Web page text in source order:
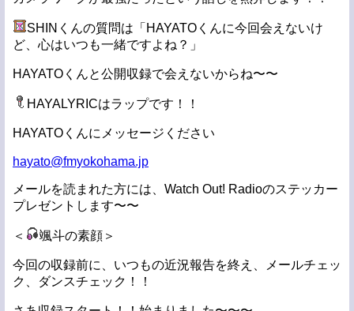
SHINくんの質問は「HAYATOくんに今回会えないけ
ど、心はいつも一緒ですよね？」
HAYATOくんと公開収録で会えないからね〜〜
HAYALYRICはラップです！！
HAYATOくんにメッセージください
hayato@fmyokohama.jp
メールを読まれた方には、Watch Out! Radioのステッカー
プレゼントします〜〜
＜ 颯斗の素顔＞
今回の収録前に、いつもの近況報告を終え、メールチェッ
ク、ダンスチェック！！